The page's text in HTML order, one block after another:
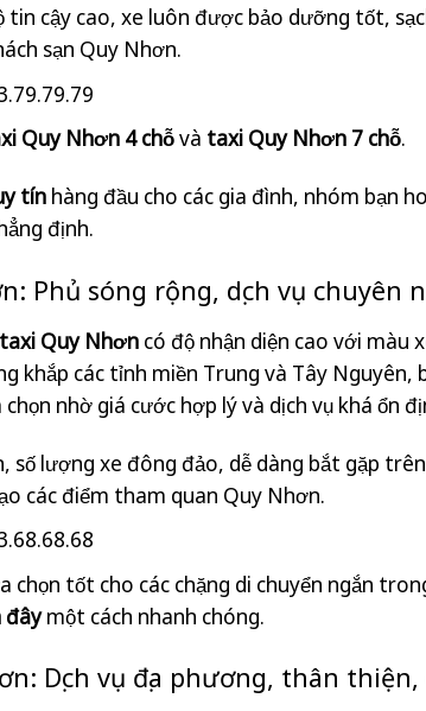
cậy cao, xe luôn được bảo dưỡng tốt,
sạn Quy Nhơn.
Quy Nhơn 4 chỗvà taxi Quy Nhơn 7 chỗ.
tín hàng đầu cho các gia đình, nhóm bạn
định.
Phủ sóng rộng, dịch vụ chuyên
Quy Nhơn có độ nhận diện cao với màu
khắp các tỉnh miền Trung và Tây Nguyên,
nhờ giá cước hợp lý và dịch vụ khá ổn
số lượng xe đông đảo, dễ dàng bắt gặp
các điểm tham quan Quy Nhơn.
chọn tốt cho các chặng di chuyển ngắn
đâymột cách nhanh chóng.
Dịch vụ địa phương, thân